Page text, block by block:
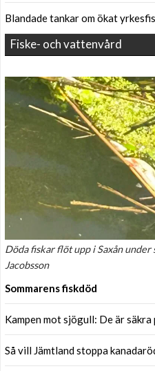
Blandade tankar om ökat
Fiske- och vattenvård
Döda fiskar flöt upp i Saxån under
Jacobsson
Sommarens fiskdöd
Kampen mot sjögull: De är säkra
Så vill Jämtland stoppa